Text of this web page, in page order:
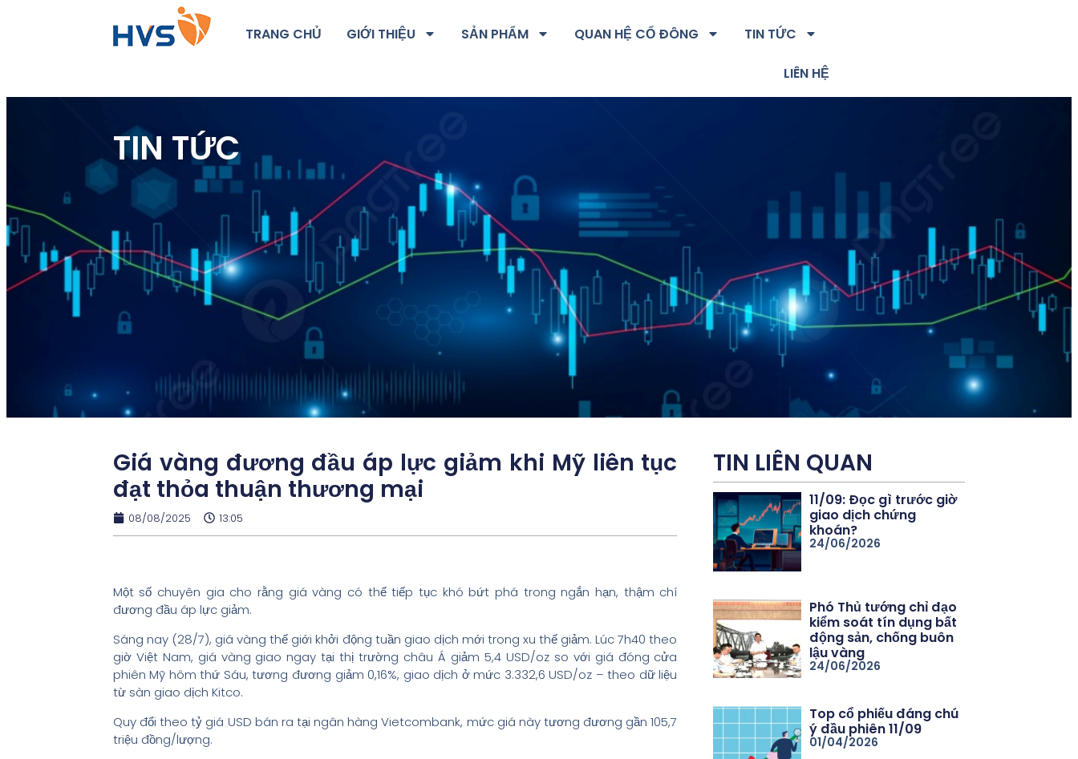
TRANG CHỦ GIỚI THIỆU SẢN PHẨM QUAN HỆ CỔ ĐÔNG TIN TỨC
LIÊN HỆ
TIN TỨC
Giá vàng đương đầu áp lực giảm khi Mỹ liên tục
đạt thỏa thuận thương mại
08/08/2025 13:05
Một số chuyên gia cho rằng giá vàng có thể tiếp tục khó bứt phá trong ngắn hạn, thậm chí
đương đầu áp lực giảm.
Sáng nay (28/7), giá vàng thế giới khởi động tuần giao dịch mới trong xu thế giảm. Lúc 7h40 theo
giờ Việt Nam, giá vàng giao ngay tại thị trường châu Á giảm 5,4 USD/oz so với giá đóng cửa
phiên Mỹ hôm thứ Sáu, tương đương giảm 0,16%, giao dịch ở mức 3.332,6 USD/oz – theo dữ liệu
từ sàn giao dịch Kitco.
Quy đổi theo tỷ giá USD bán ra tại ngân hàng Vietcombank, mức giá này tương đương gần 105,7
triệu đồng/lượng.
TIN LIÊN QUAN
11/09: Đọc gì trước giờ
giao dịch chứng
khoán?
24/06/2026
Phó Thủ tướng chỉ đạo
kiểm soát tín dụng bất
động sản, chống buôn
lậu vàng
24/06/2026
Top cổ phiếu đáng chú
ý đầu phiên 11/09
01/04/2026